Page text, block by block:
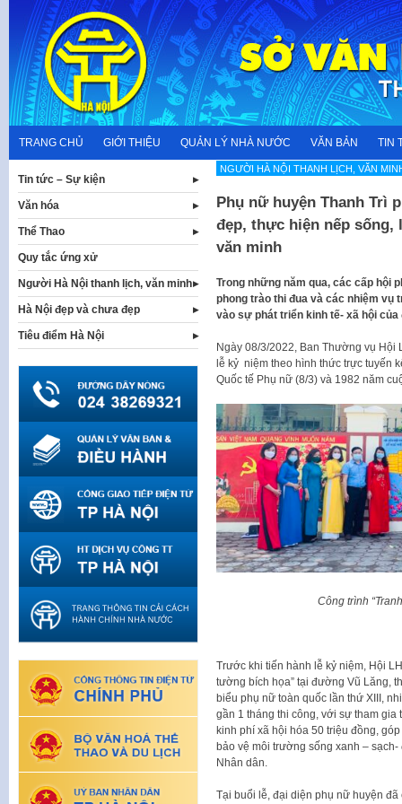
content
TRANG CHỦ GIỚI THIỆU QUẢN LÝ NHÀ NƯỚC VĂN BẢN TIN
NGƯỜI HÀ NỘI THANH LỊCH, VĂN
Phụ nữ huyện Thanh Trì
đẹp, thực hiện nếp
văn minh
Trong những năm qua, các cấp hội
phong trào thi đua và các nhiệm vụ
vào sự phát triển kinh tế- xã hội
Ngày 08/3/2022, Ban Thường vụ Hội
lễ kỷ niệm theo hình thức trực tuyến
Quốc tế Phụ nữ (8/3) và 1982 năm
Công trình
Trước khi tiến hành lễ kỷ niệm, Hội
tường bích họa” tại đường Vũ Lăng,
biểu phụ nữ toàn quốc lần thứ XIII,
gần 1 tháng thi công, với sự tham
kinh phí xã hội hóa 50 triệu đồng,
bảo vệ môi trường sống xanh –
Nhân dân.
Tại buổi lễ, đại diện phụ nữ huyện
Tin tức – Sự kiện
Văn hóa
Thể Thao
Quy tắc ứng xử
Người Hà Nội thanh lịch, văn minh
Hà Nội đẹp và chưa đẹp
Tiêu điểm Hà Nội